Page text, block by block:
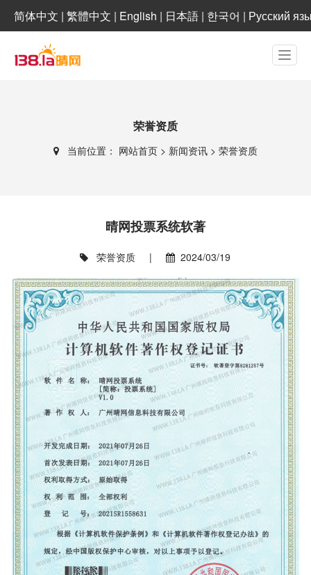
简体中文 | 繁體中文 | English | 日本語 | 한국어 | Русский
荣誉资质
当前位置： 网站首页 > 新闻资讯 > 荣誉资质
晴网投票系统软著
荣誉资质 | 2024/03/19